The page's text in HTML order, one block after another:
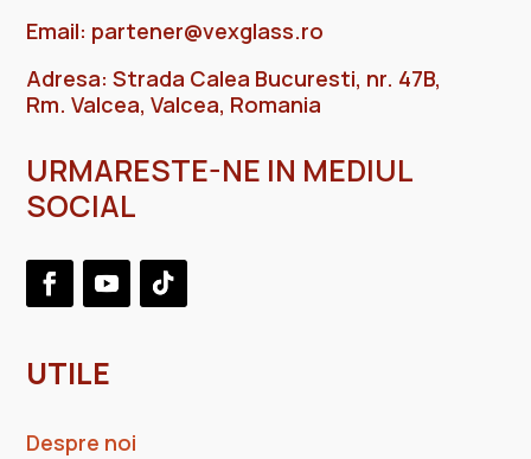
Email: partener@vexglass.ro
Adresa: Strada Calea Bucuresti, nr. 47B,
Rm. Valcea, Valcea, Romania
URMARESTE-NE IN MEDIUL
SOCIAL
UTILE
Despre noi